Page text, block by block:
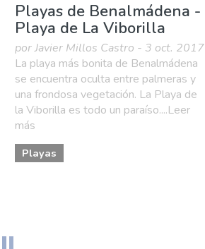
Playas de Benalmádena -
Playa de La Viborilla
por Javier Millos Castro - 3 oct. 2017
La playa más bonita de Benalmádena
se encuentra oculta entre palmeras y
una frondosa vegetación. La Playa de
la Viborilla es todo un paraíso....Leer
más
Playas